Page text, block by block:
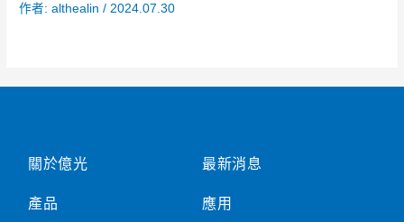
作者:althealin/ 2024.07.30
關於億光
產品
最新消息
應用